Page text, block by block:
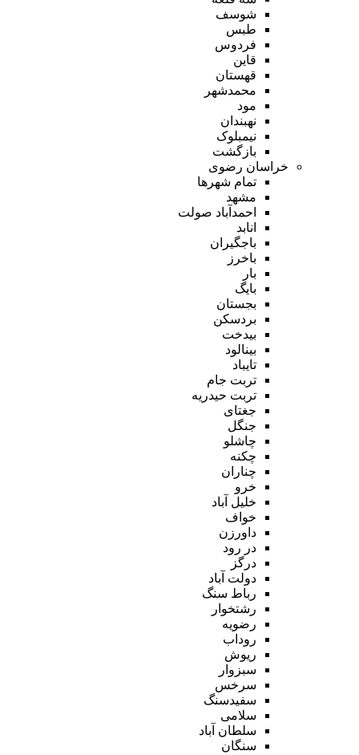
شوسف
طبس
فردوس
قاین
قهستان
محمدشهر
مود
نهبندان
نیمبلوک
بازگشت
خراسان رضوی
تمام شهر‌ها
مشهد
احمدآباد صولت
انابد
باجگیران
باخرز
بار
بایگ
بجستان
بردسکن
بیدخت
بینالود
تایباد
تربت جام
تربت حیدریه
جغتای
جنگل
چاشلو
چکنه
چناران
خرو
خلیل آباد
خواف
داورزن
در رود
درگز
دولت آباد
رباط سنگ
رشتخوار
رضویه
روداب
ریوش
سبزوار
سرخس
سفیدسنگ
سلامی
سلطان آباد
سنگان